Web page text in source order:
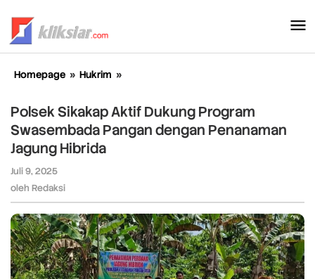
konten
Homepage » Hukrim »
Aktif
Dukung
Program
Jagung
Hibrida
Polsek Sikakap Aktif Dukung Program
Swasembada Pangan dengan Penanaman
Jagung Hibrida
Juli 9, 2025
Redaksi
oleh Redaksi